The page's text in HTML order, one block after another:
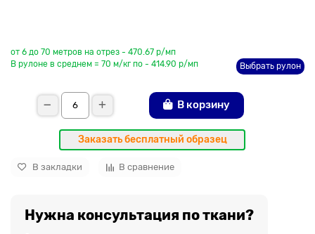
от 6 до 70 метров на отрез - 470.67 р/мп
В рулоне в среднем = 70 м/кг по - 414.90 р/мп
Выбрать рулон
В корзину
Заказать бесплатный образец
В закладки В сравнение
Нужна консультация по ткани?